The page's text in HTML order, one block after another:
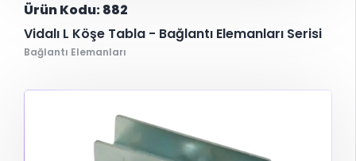
Ürün Kodu: 882
Vidalı L Köşe Tabla - Bağlantı Elemanları Serisi
Bağlantı Elemanları